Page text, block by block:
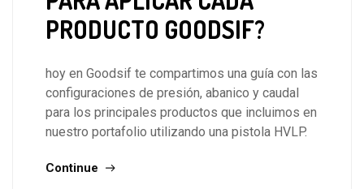
PRODUCTO GOODSIF?
hoy en Goodsif te compartimos una guía con las
configuraciones de presión, abanico y caudal
para los principales productos que incluimos en
nuestro portafolio utilizando una pistola HVLP.
Continue